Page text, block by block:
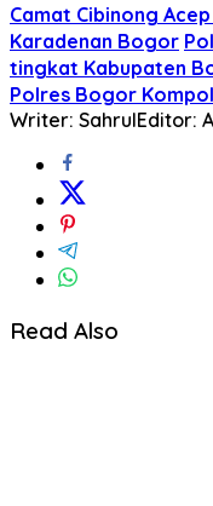
Camat Cibinong
Karadenan Bogor
tingkat Kabupaten
Polres Bogor
Writer: SahrulEditor:
Read Also